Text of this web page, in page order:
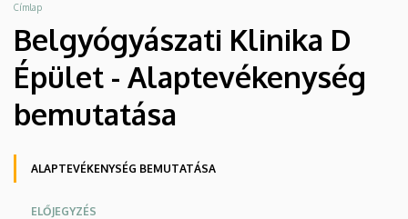
Alaptevékenység
bemutatása
KLINIKAI
KÖZPONT
Morzsa
Címlap
Belgyógyászati Klinika D
Épület - Alaptevékenység
bemutatása
Oldalmenü
ALAPTEVÉKENYSÉG BEMUTATÁSA
ELŐJEGYZÉS